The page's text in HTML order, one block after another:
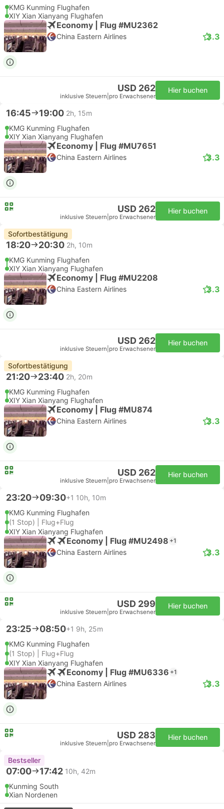
KMG Kunming Flughafen
XIY Xian Xianyang Flughafen
Economy | Flug #MU2362
China Eastern Airlines 3.3
USD 262
inklusive Steuern pro Erwachsener
Hier buchen
16:45 19:00 2h, 15m
KMG Kunming Flughafen
XIY Xian Xianyang Flughafen
Economy | Flug #MU7651
China Eastern Airlines 3.3
USD 262
inklusive Steuern pro Erwachsener
Hier buchen
Sofortbestätigung
18:20 20:30 2h, 10m
KMG Kunming Flughafen
XIY Xian Xianyang Flughafen
Economy | Flug #MU2208
China Eastern Airlines 3.3
USD 262
inklusive Steuern pro Erwachsener
Hier buchen
Sofortbestätigung
21:20 23:40 2h, 20m
KMG Kunming Flughafen
XIY Xian Xianyang Flughafen
Economy | Flug #MU874
China Eastern Airlines 3.3
USD 262
inklusive Steuern pro Erwachsener
Hier buchen
23:20 09:30+1 10h, 10m
KMG Kunming Flughafen
(1 Stop) | Flug+Flug
XIY Xian Xianyang Flughafen
Economy | Flug #MU2498 +1
China Eastern Airlines 3.3
USD 299
inklusive Steuern pro Erwachsener
Hier buchen
23:25 08:50+1 9h, 25m
KMG Kunming Flughafen
(1 Stop) | Flug+Flug
XIY Xian Xianyang Flughafen
Economy | Flug #MU6336 +1
China Eastern Airlines 3.3
USD 283
inklusive Steuern pro Erwachsener
Hier buchen
Bestseller
07:00 17:42 10h, 42m
Kunming South
Xian Nordenen